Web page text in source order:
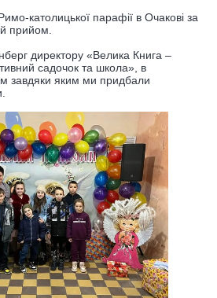
католицької парафії в Очакові за
прийом.
директору «Велика Книга –
садочок та школа», в
завдяки яким ми придбали